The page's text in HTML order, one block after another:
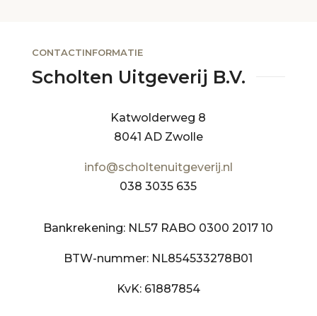
CONTACTINFORMATIE
Scholten Uitgeverij B.V.
Katwolderweg 8
8041 AD Zwolle
info@scholtenuitgeverij.nl
038 3035 635
Bankrekening: NL57 RABO 0300 2017 10
BTW-nummer: NL854533278B01
KvK: 61887854